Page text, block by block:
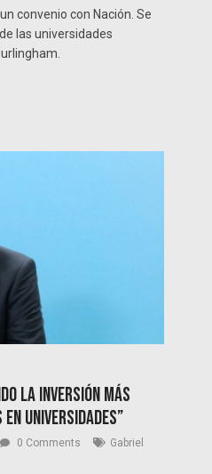
convenio con Nación. Se
las universidades
la inversión más
universidades”
0 Comments
Gabriel